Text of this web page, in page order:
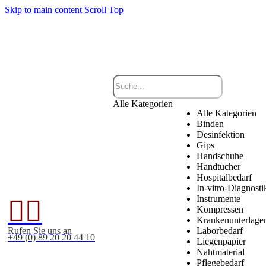
Skip to main content Scroll Top

Rufen Sie uns an
+49 (0) 89 20 20 44 10
Alle Kategorien
Alle Kategorien
Binden
Desinfektion
Gips
Handschuhe
Handtücher
Hospitalbedarf
In-vitro-
Instrumente
Kompressen
Laborbedarf
Liegenpapier
Nahtmaterial
Pflegebedarf